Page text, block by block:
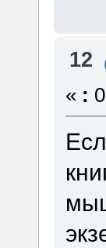
12
« :